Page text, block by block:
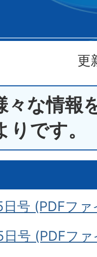
更
々な情報
です。
号 (PDFフ
号 (PDFフ